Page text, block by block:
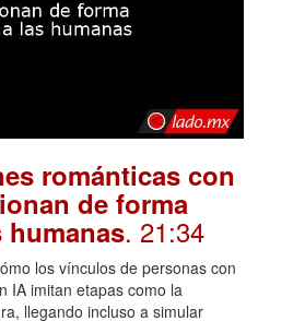
románticas con
de forma
. 21:34
los vínculos de personas con
IA imitan etapas como la
llegando incluso a simular